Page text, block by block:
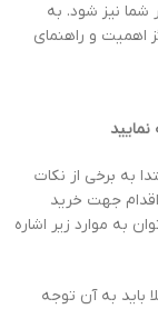
شما نیز شود. به
اهمیت و راهنمای
به برخی از نکات
جهت خرید
به موارد زیر اشاره
باید به آن توجه